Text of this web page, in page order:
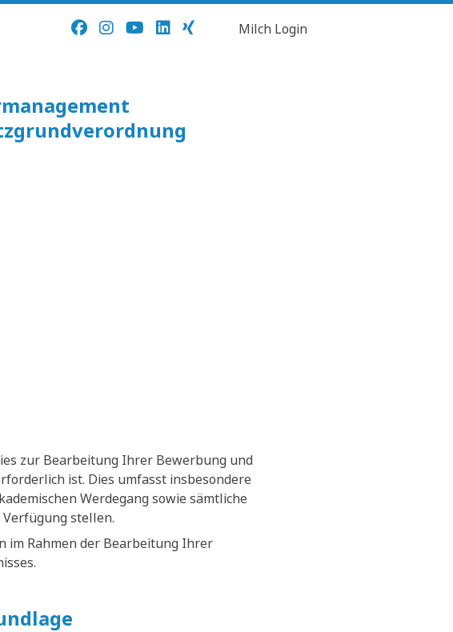
Milch Login
zur Bearbeitung Ihrer Bewerbung und
ist. Dies umfasst insbesondere
Werdegang sowie sämtliche
stellen.
im Rahmen der Bearbeitung Ihrer